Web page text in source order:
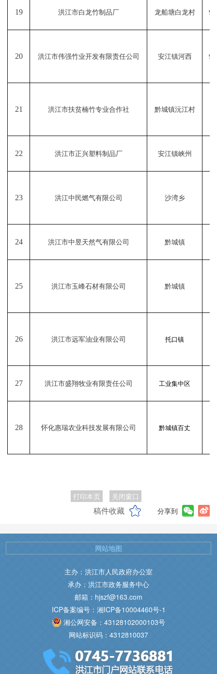
19 洪江市白龙竹制品厂 龙船塘白龙村
20 洪江市伟强竹业开发有限责任公司 安江镇河西
21 洪江市扶贫楠竹专业合作社 黔城镇沅江村
22 洪江市正兴塑料制品厂 安江镇峡州
23 洪江中民燃气有限公司 沙湾乡
24 洪江市中昱天然气有限公司 黔城镇
25 洪江市玉峰石材有限公司 黔城镇
26 洪江市远军油业有限公司 托口镇
27 洪江市盛翔牧业有限责任公司 工业集中区
28 怀化惠瑞农业科技发展有限公司 黔城镇百丈
打印本页 关闭窗口
稿件收藏 分享到
主办：洪江市人民政府办公室
承办：洪江市政务服务中心
邮箱：hjszf@163.com
ICP备案编号：湘ICP备10004460号-1
湘公网安备：43128102000103号
网站标识码：4312810037
网站地图